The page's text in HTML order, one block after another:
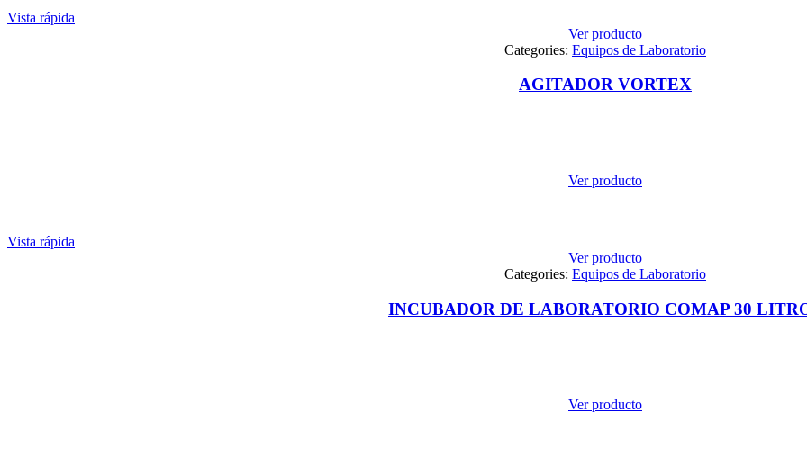
Vista rápida
Ver producto
Categories: Equipos de Laboratorio
AGITADOR VORTEX
Ver producto
Vista rápida
Ver producto
Categories: Equipos de Laboratorio
INCUBADOR DE LABORATORIO COMAP 30
Ver producto